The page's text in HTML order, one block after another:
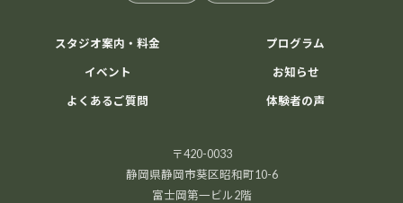
スタジオ案内・料金 プログラム
イベント お知らせ
よくあるご質問 体験者の声
〒420-0033
静岡県静岡市葵区昭和町10-6
富士岡第一ビル2階